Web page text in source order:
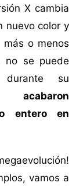
X cambia
nuevo color y
o menos
no se puede
su
acabaron
entero en
vamos a